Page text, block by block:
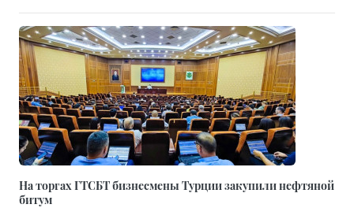
На торгах ГТСБТ бизнесмены Турции закупили нефтяной
битум